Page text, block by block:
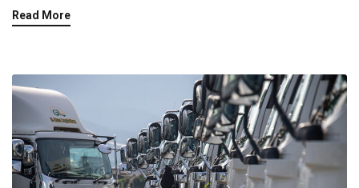
Read More